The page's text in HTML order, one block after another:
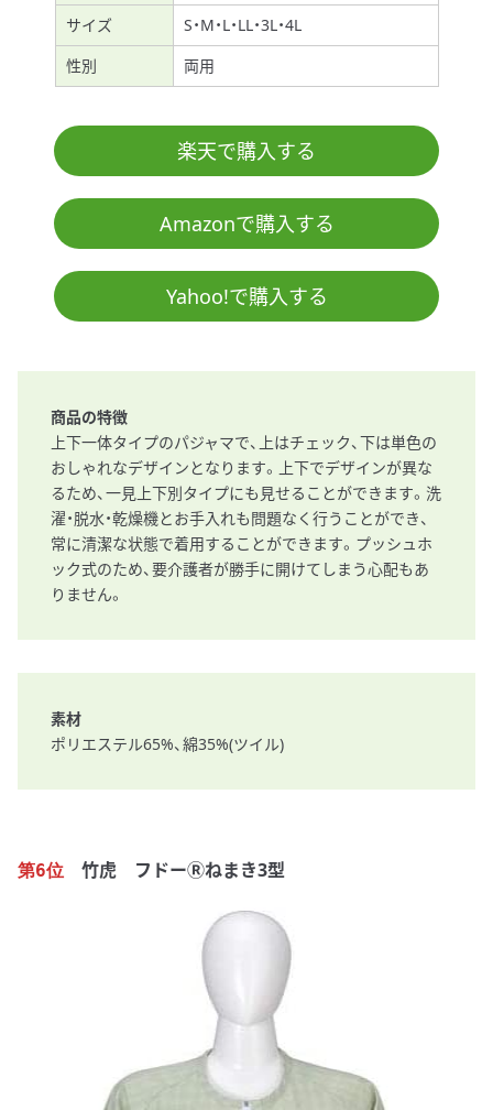
サイズ
S・M・L・LL・3L・4L
性別
両用
楽天で購入する
Amazonで購入する
Yahoo!で購入する
商品の特徴
上下一体タイプのパジャマで、上はチェック、下は単色の
おしゃれなデザインとなります。上下でデザインが異な
るため、一見上下別タイプにも見せることができます。洗
濯・脱水・乾燥機とお手入れも問題なく行うことができ、
常に清潔な状態で着用することができます。プッシュホ
ック式のため、要介護者が勝手に開けてしまう心配もあ
りません。
素材
ポリエステル65%、綿35%(ツイル)
第6位 竹虎 フドーⓇねまき3型